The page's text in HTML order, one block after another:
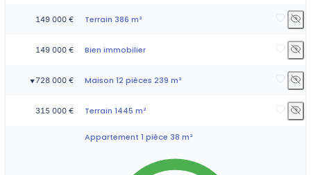
149 000 € Terrain 386 m²
149 000 € Bien immobilier
▼ 728 000 € Maison 12 pièces 239 m²
315 000 € Terrain 1445 m²
Appartement 1 pièce 38 m²